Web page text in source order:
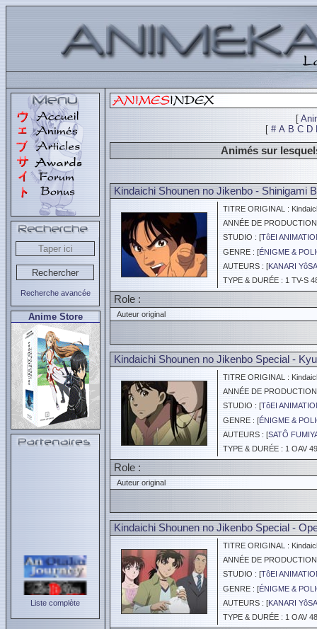
Recherche avancée
Anime Store
Liste complète
[
[ # A B C D
Animés sur
Kindaichi Shounen no Jikenbo - Shinigami
TITRE ORIGINAL :
ANNÉE DE
STUDIO : [TôEI
GENRE : [ÉNIGME &
AUTEURS : [KANARI
TYPE & DURÉE : 1 TV-S
Role :
Auteur original
Kindaichi Shounen no Jikenbo Special -
TITRE ORIGINAL :
ANNÉE DE
STUDIO : [TôEI
GENRE : [ÉNIGME &
AUTEURS : [SATÔ
TYPE & DURÉE : 1 OAV
Role :
Auteur original
Kindaichi Shounen no Jikenbo Special -
TITRE ORIGINAL :
ANNÉE DE
STUDIO : [TôEI
GENRE : [ÉNIGME &
AUTEURS : [KANARI
TYPE & DURÉE : 1 OAV